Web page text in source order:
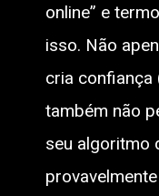
online” e
isso. Não
cria confiança
também não
seu algoritmo